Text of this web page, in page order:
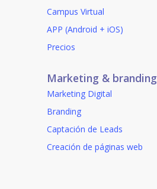
Campus Virtual
APP (Android + iOS)
Precios
Marketing & branding
Marketing Digital
Branding
Captación de Leads
Creación de páginas web